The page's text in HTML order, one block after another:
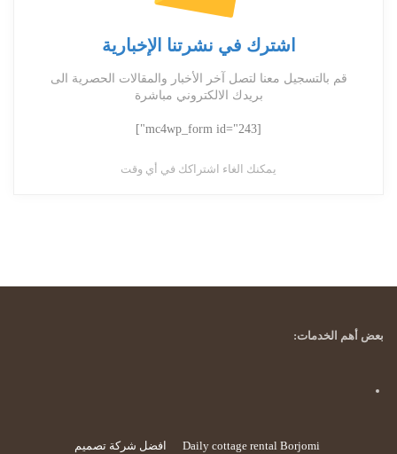
اشترك في نشرتنا الإخبارية
قم بالتسجيل معنا لتصل آخر الأخبار والمقالات الحصرية الى
بريدك الالكتروني مباشرة
[mc4wp_form id="243"]
يمكنك الغاء اشتراكك في أي وقت
بعض أهم الخدمات:
Daily cottage rental Borjomi
افضل شركة تصميم